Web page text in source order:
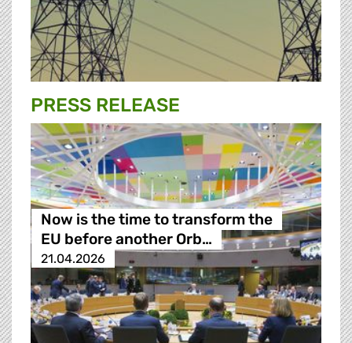
PRESS RELEASE
Now is the time to transform the
EU before another Orb…
21.04.2026